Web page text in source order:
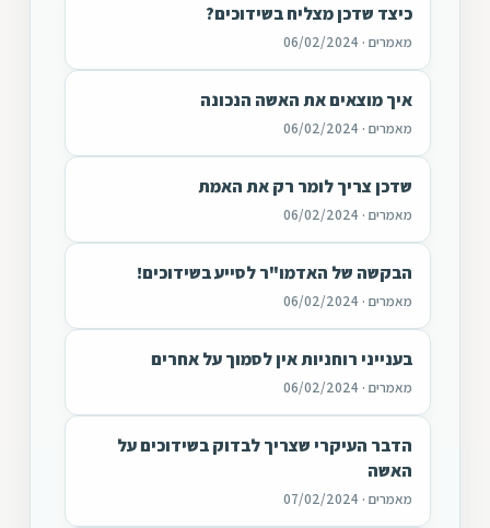
כיצד שדכן מצליח בשידוכים?
מאמרים · 06/02/2024
איך מוצאים את האשה הנכונה
מאמרים · 06/02/2024
שדכן צריך לומר רק את האמת
מאמרים · 06/02/2024
הבקשה של האדמו"ר לסייע בשידוכים!
מאמרים · 06/02/2024
בענייני רוחניות אין לסמוך על אחרים
מאמרים · 06/02/2024
הדבר העיקרי שצריך לבדוק בשידוכים על
האשה
מאמרים · 07/02/2024